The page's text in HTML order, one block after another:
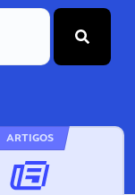
ARTIGOS